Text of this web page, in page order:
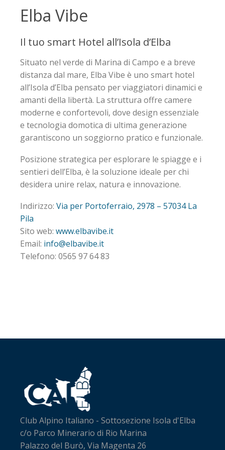
Elba Vibe
Il tuo smart Hotel all’Isola d’Elba
Situato nel verde di Marina di Campo e a breve
distanza dal mare, Elba Vibe è uno smart hotel
all’Isola d’Elba pensato per viaggiatori dinamici e
amanti della libertà. La struttura offre camere
moderne e confortevoli, dove design essenziale
e tecnologia domotica di ultima generazione
garantiscono un soggiorno pratico e funzionale.
Posizione strategica per esplorare le spiagge e i
sentieri dell’Elba, è la soluzione ideale per chi
desidera unire relax, natura e innovazione.
Indirizzo: Via per Portoferraio, 2978 – 57034 La
Pila
Sito web: www.elbavibe.it
Email: info@elbavibe.it
Telefono: 0565 97 64 83
Club Alpino Italiano - Sottosezione Isola d'Elba
c/o Parco Minerario di Rio Marina
Palazzo del Burò, Via Magenta 26